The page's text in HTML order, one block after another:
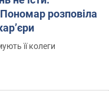
розповіла
її колеги